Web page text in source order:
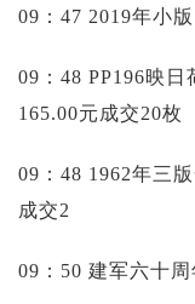
09：47 2019年小
09：48 PP196映
165.00元成交20枚
09：48 1962年三
成交2
09：50 建军六十